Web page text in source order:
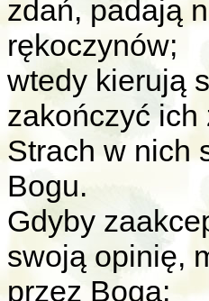
zdań, padają
rękoczynów;
wtedy kierują
zakończyć ich
Strach w nich
Bogu.
Gdyby
swoją opinię,
przez Boga: